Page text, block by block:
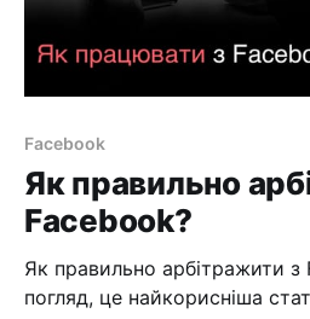
Facebook
Як правильно
Facebook?
Як правильно арбітражити з
погляд, це найкорисніша